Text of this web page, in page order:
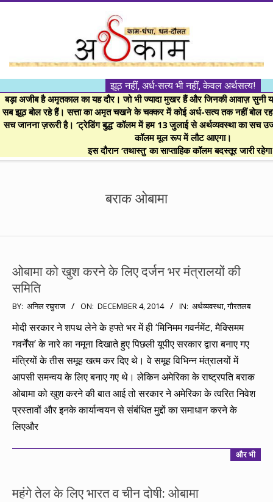
।।
अर्थकाम।।
BE
FINANCIALLY
CLEVER!
झूठ नहीं, अर्ध-सत्य भी नहीं, केवल अर्थसत्य!
बड़ा अजीब है अमृतकाल का यह दौर। जो भी ज्यादा मुखर हैं और जिनकी आवाज़ सुनी
सब झूठ बोल रहे हैं। सत्ता का अमृत चखने के चक्कर में कोई अर्ध-सत्य तक नहीं बोल
सच जानना ज़रूरी है। ‘ट्रेडिंग बुद्ध’ कॉलम में हम 13 जुलाई से अर्थव्यवस्था का सच
कॉलम मूल रूप में लौट आएगा।
इस दौरान ‘तथास्तु’ का साप्ताहिक कॉलम बदस्तूर जारी
बराक ओबामा
ओबामा को खुश करने के लिए दर्जन भर मंत्रालयों की
समिति
2014-
12-
BY: अनिल रघुराज ON: DECEMBER 4, 2014 IN: अर्थव्यवस्था,गौरतलब
मोदी सरकार ने शपथ लेने के हफ्ते भर में ही ‘मिनिमम गवर्नमेंट, मैक्सिमम
गवर्नेंस’ के नारे का नमूना दिखाते हुए पिछली यूपीए सरकार द्वारा बनाए गए
मंत्रियों के तीस समूह खत्म कर दिए थे। वे समूह विभिन्न मंत्रालयों में
आपसी समन्वय के लिए बनाए गए थे। लेकिन अमेरिका के राष्ट्रपति बराक
ओबामा को खुश करने की बात आई तो सरकार ने अमेरिका के त्‍वरित निवेश
प्रस्‍तावों और इनके कार्यान्‍वयन से संबंधित मुद्दों का समाधान करने के
लिएऔर
और भी
महंगे तेल के लिए भारत व चीन दोषी: ओबामा